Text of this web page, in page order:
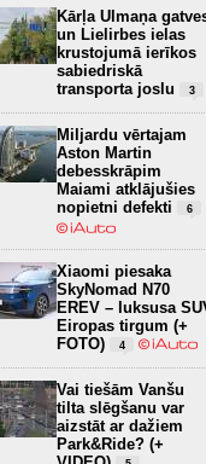
Kārļa Ulmaņa
un Lielirbes ielas
krustojumā ierīkos
sabiedriskā
transporta joslu
3
Miljardu vērtajam
Aston Martin
debesskrāpim
Maiami atklājušies
nopietni defekti
6
Xiaomi piesaka
SkyNomad N70
EREV – luksusa
Eiropas tirgum (+
FOTO)
4
Vai tiešām Vanšu
tilta slēgšanu var
aizstāt ar dažiem
Park&Ride? (+